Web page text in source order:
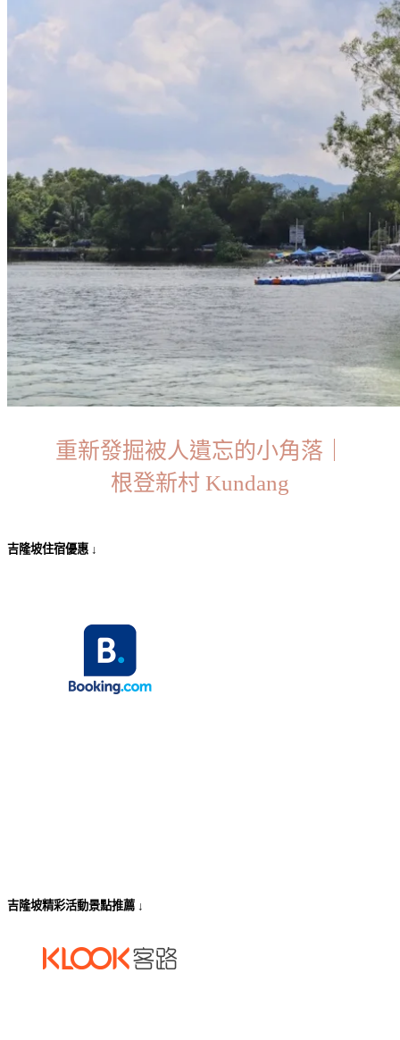
重新發掘被人遺忘的小角落｜
根登新村 Kundang
吉隆坡住宿優惠 ↓
吉隆坡精彩活動景點推薦 ↓